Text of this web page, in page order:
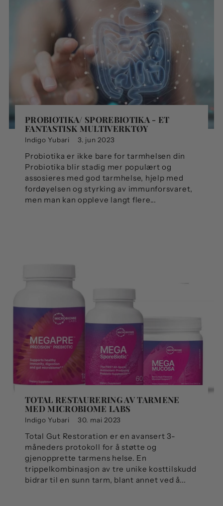
PROBIOTIKA/ SPOREBIOTIKA - ET
FANTASTISK MULTIVERKTØY
Indigo Yubari 3. jun 2023
Probiotika er ikke bare for tarmhelsen din
Probiotika blir stadig mer populært og
assosieres med god tarmhelse, hjelp med
fordøyelsen og styrking av immunforsvaret,
men man kan oppleve langt flere...
TOTAL RESTAURERING AV TARMENE
MED MICROBIOME LABS
Indigo Yubari 30. mai 2023
Total Gut Restoration er en avansert 3-
måneders protokoll for å støtte og
gjenopprette tarmens helse. En
trippelkombinasjon av tre unike kosttilskudd
bidrar til en sunn tarm, blant annet ved å...